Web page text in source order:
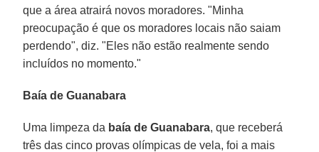
que a área atrairá novos moradores. "Minha
preocupação é que os moradores locais não saiam
perdendo", diz. "Eles não estão realmente sendo
incluídos no momento."
Baía de Guanabara
Uma limpeza da baía de Guanabara, que receberá
três das cinco provas olímpicas de vela, foi a mais